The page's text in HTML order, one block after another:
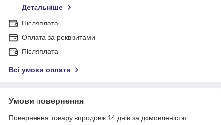
Детальніше
Післяплата
Оплата за реквізитами
Післяплата
Всі умови оплати
Умови повернення
Повернення товару впродовж 14 днів за домовленістю